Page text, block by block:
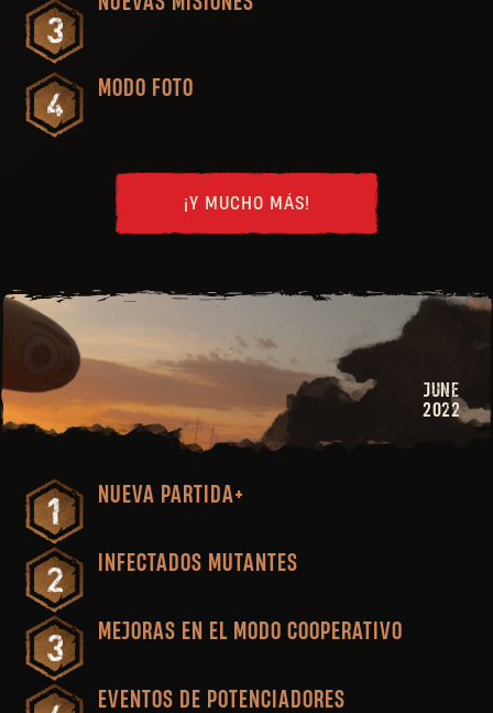
MODO FOTO
¡Y MUCHO MÁS!
JUNE
2022
NUEVA PARTIDA+
INFECTADOS MUTANTES
MEJORAS EN EL MODO COOPERATIVO
EVENTOS DE POTENCIADORES